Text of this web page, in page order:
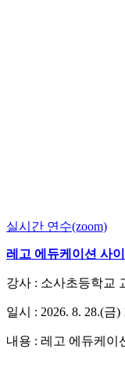
실시간 연수(zoom)
레고 에듀케이션 사
강사 : 소사초등학교
일시 : 2026. 8. 28.(금)
내용 : 레고 에듀케이